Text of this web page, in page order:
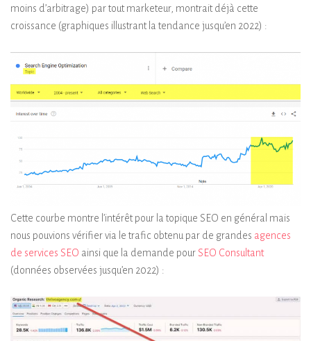
moins d’arbitrage) par tout marketeur, montrait déjà cette
croissance (graphiques illustrant la tendance jusqu’en 2022) :
Cette courbe montre l’intérêt pour la topique SEO en général mais
nous pouvions vérifier via le trafic obtenu par de grandes agences
de services SEO ainsi que la demande pour SEO Consultant
(données observées jusqu’en 2022) :